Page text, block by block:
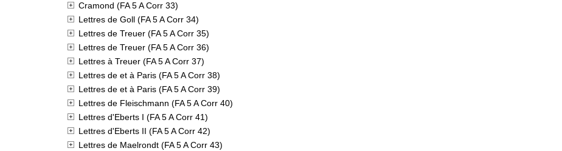
Cramond (FA 5 A Corr 33)
Lettres de Goll (FA 5 A Corr 34)
Lettres de Treuer (FA 5 A Corr 35)
Lettres de Treuer (FA 5 A Corr 36)
Lettres à Treuer (FA 5 A Corr 37)
Lettres de et à Paris (FA 5 A Corr 38)
Lettres de et à Paris (FA 5 A Corr 39)
Lettres de Fleischmann (FA 5 A Corr 40)
Lettres d'Eberts I (FA 5 A Corr 41)
Lettres d'Eberts II (FA 5 A Corr 42)
Lettres de Maelrondt (FA 5 A Corr 43)